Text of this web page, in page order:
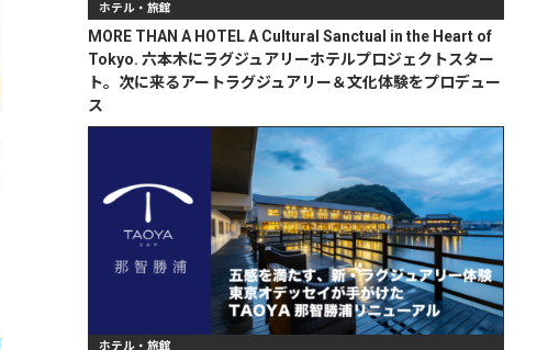
ホテル・旅館
MORE THAN A HOTEL A Cultural Sanctual in the Heart of
Tokyo. 六本木にラグジュアリーホテルプロジェクトスター
ト。次に来るアートラグジュアリー＆文化体験をプロデュー
ス
ホテル・旅館